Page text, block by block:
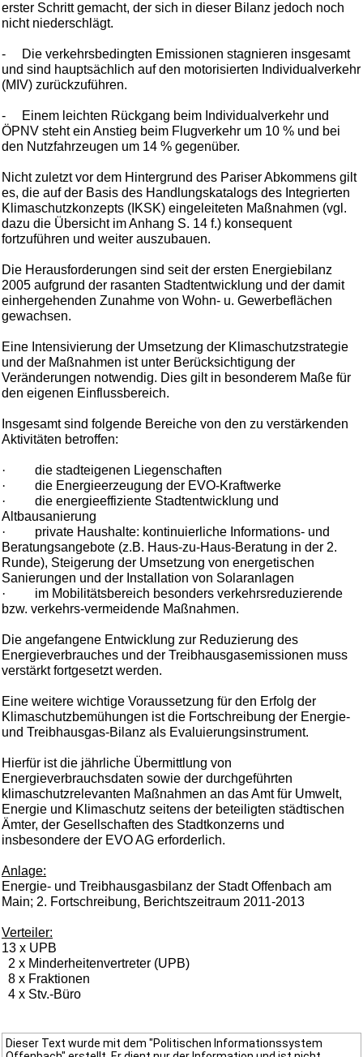
erster Schritt gemacht, der sich in dieser Bilanz jedoch noch
nicht niederschlägt.
-
Die verkehrsbedingten Emissionen stagnieren insgesamt
und sind hauptsächlich auf den motorisierten Individualverkehr
(MIV) zurückzuführen.
-
Einem leichten Rückgang beim Individualverkehr und
ÖPNV steht ein Anstieg beim Flugverkehr um 10 % und bei
den Nutzfahrzeugen um 14 % gegenüber.
Nicht zuletzt vor dem Hintergrund des Pariser Abkommens gilt
es, die auf der Basis des Handlungskatalogs des Integrierten
Klimaschutzkonzepts (IKSK) eingeleiteten Maßnahmen (vgl.
dazu die Übersicht im Anhang S. 14 f.) konsequent
fortzuführen und weiter auszubauen.
Die Herausforderungen sind seit der ersten Energiebilanz
2005 aufgrund der rasanten Stadtentwicklung und der damit
einhergehenden Zunahme von Wohn- u. Gewerbeflächen
gewachsen.
Eine Intensivierung der Umsetzung der Klimaschutzstrategie
und der Maßnahmen ist unter Berücksichtigung der
Veränderungen notwendig. Dies gilt in besonderem Maße für
den eigenen Einflussbereich.
Insgesamt sind folgende Bereiche von den zu verstärkenden
Aktivitäten betroffen:
·
die stadteigenen Liegenschaften
·
die Energieerzeugung der EVO-Kraftwerke
·
die energieeffiziente Stadtentwicklung und
Altbausanierung
·
private Haushalte: kontinuierliche Informations- und
Beratungsangebote (z.B. Haus-zu-Haus-Beratung in der 2.
Runde), Steigerung der Umsetzung von energetischen
Sanierungen und der Installation von Solaranlagen
·
im Mobilitätsbereich besonders verkehrsreduzierende
bzw. verkehrs-vermeidende Maßnahmen.
Die angefangene Entwicklung zur Reduzierung des
Energieverbrauches und der Treibhausgasemissionen muss
verstärkt fortgesetzt werden.
Eine weitere wichtige Voraussetzung für den Erfolg der
Klimaschutzbemühungen ist die Fortschreibung der Energie-
und Treibhausgas-Bilanz als Evaluierungsinstrument.
Hierfür ist die jährliche Übermittlung von
Energieverbrauchsdaten sowie der durchgeführten
klimaschutzrelevanten Maßnahmen an das Amt für Umwelt,
Energie und Klimaschutz seitens der beteiligten städtischen
Ämter, der Gesellschaften des Stadtkonzerns und
insbesondere der EVO AG erforderlich.
Anlage:
Energie- und Treibhausgasbilanz der Stadt Offenbach am
Main; 2. Fortschreibung, Berichtszeitraum 2011-2013
Verteiler:
13 x UPB
2 x Minderheitenvertreter (UPB)
8 x Fraktionen
4 x Stv.-Büro
Dieser Text wurde mit dem "Politischen Informationssystem